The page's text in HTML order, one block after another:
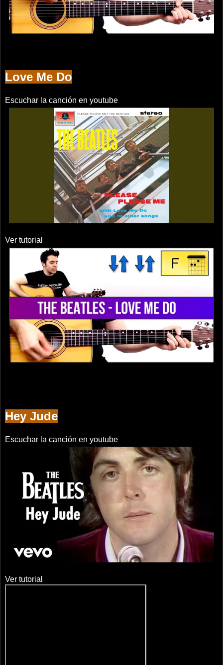
Love Me Do
Escuchar la canción en youtube
Ver tutorial
Hey Jude
Escuchar la canción en youtube
Ver tutorial